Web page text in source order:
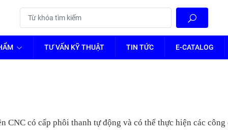
TƯ VẤN KỸ THUẬT TIN TỨC E-CATALOG
có cấp phôi thanh tự động và có thể thực hiện các